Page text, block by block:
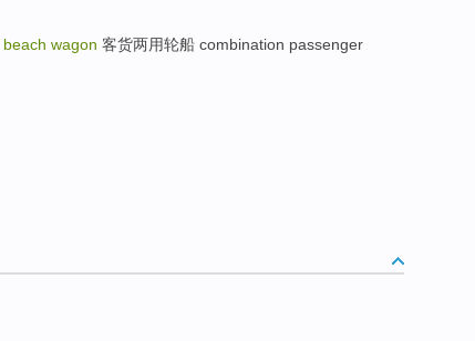
beach wagon 客货两用轮船 combination passenger